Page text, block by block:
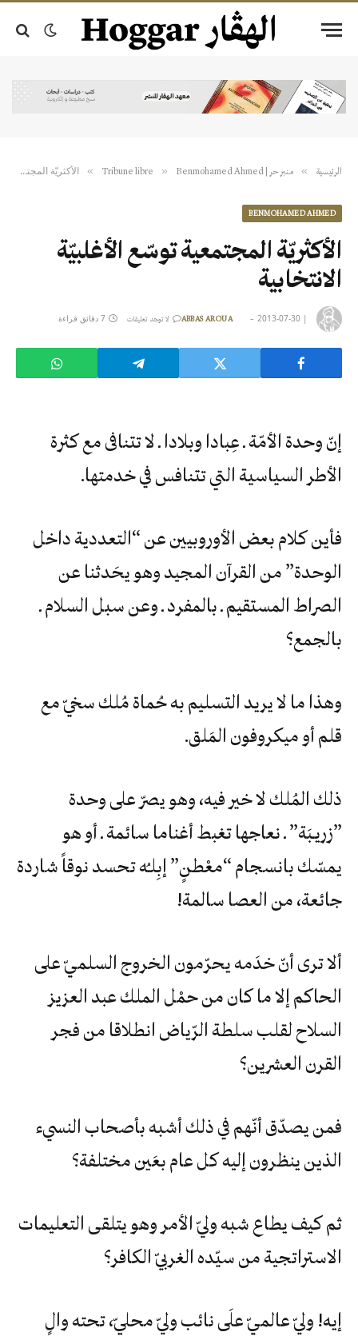
الرئيسية » منبر حر | Tribune libre » Benmohamed Ahmed
» الأكثريّة‮ ‬المجتمعية‮ ‬توسّع‮ ‬الأغلبيّة‮ ‬الانتخابية
BENMOHAMED AHMED
الأكثريّة‮ ‬المجتمعية‮ ‬توسّع‮ ‬الأغلبيّة‮
‬الانتخابية
|
ABBAS AROUA 2013-07-30 لا توجد تعليقات 7 دقائق قراءة
إنّ‮ ‬وحدة‮ ‬الأمّة‮ ‬ـ‮ ‬عِبادا‮ ‬وبلادا‮ ‬ـ‮ ‬لا‮ ‬تتنافى‮ ‬مع‮ ‬كثرة‮
‬الأطر‮ ‬السياسية‮ ‬التي‮ ‬تتنافس‮ ‬في‮ ‬خدمتها‮.‬
فأين‮ ‬كلام‮ ‬بعض‮ ‬الأوروبيين‮ ‬عن‮ “‬التعددية‮ ‬داخل‮
‬الوحدة‮” ‬من‮ ‬القرآن‮ ‬المجيد‮ ‬وهو‮ ‬يحَدثنا‮ ‬عن‮
‬الصراط‮ ‬المستقيم‮ ‬ـ‮ ‬بالمفرد‮ ‬ـ‮ ‬وعن‮ ‬سبل‮ ‬السلام‮ ‬ـ‮
‬بالجمع؟
وهذا‮ ‬ما‮ ‬لا‮ ‬يريد‮ ‬التسليم‮ ‬به‮ ‬حُماة‮ ‬مُلك‮ ‬سخيّ‮ ‬مع‮
‬قلم‮ ‬أو‮ ‬ميكروفون‮ ‬المَلق‮.‬
‬جائعة،‮ ‬من‮ ‬العصا‮ ‬سالمة‮!‬
ألا‮ ‬ترى‮ ‬أنّ‮ ‬خدَمه‮ ‬يحرّمون‮ ‬الخروج‮ ‬السلميّ‮ ‬على‮
‬الحاكم‮ ‬إلا‮ ‬ما‮ ‬كان‮ ‬من‮ ‬حمْل‮ ‬الملك‮ ‬عبد‮ ‬العزيز‮
‬السلاح‮ ‬لقلب‮ ‬سلطة‮ ‬الرّياض‮ ‬انطلاقا‮ ‬من‮ ‬فجر‮
‬القرن‮ ‬العشرين؟
فمن‮ ‬يصدّق‮ ‬أنّهم‮ ‬في‮ ‬ذلك‮ ‬أشبه‮ ‬بأصحاب‮ ‬النسيء‮
‬الذين‮ ‬ينظرون‮ ‬إليه‮ ‬كل‮ ‬عام‮ ‬بعَين‮ ‬مختلفة؟
ثم‮ ‬كيف‮ ‬يطاع‮ ‬شبه‮ ‬وليّ‮ ‬الأمر‮ ‬وهو‮ ‬يتلقى‮ ‬التعليمات‮
‬الاستراتجية‮ ‬من‮ ‬سيّده‮ ‬الغربيّ‮ ‬الكافر؟
إيه‮! ‬وليّ‮ ‬عالميّ‮ ‬علَى‮ ‬نائب‮ ‬وليّ‮ ‬محليّ،‮ ‬تحته‮ ‬والٍ‮